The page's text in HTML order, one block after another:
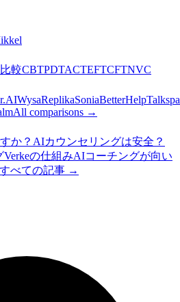
較CBTPDTACTEFTCFTNVC
WysaReplikaSoniaBetterHelp
All comparisons →
か？ AIカウンセリングは安全？
Verkeの仕組みAIコーチングが向い
すべての記事 →